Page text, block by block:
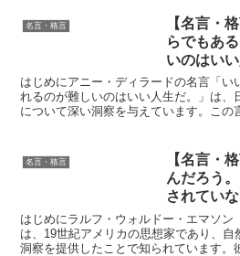
名言・格言
【名言・
らでもあ
いのはい
ー・ディ
れる教訓
はじめにアニー・ディラードの名言「い
れるのが難しいのはいい人生だ。」は、
について深い洞察を与えています。この
名言・格言
【名言・
んだろう
されてい
エマソン
訓
はじめにラルフ・ウォルドー・エマソン
は、19世紀アメリカの思想家であり、
洞察を提供したことで知られています。